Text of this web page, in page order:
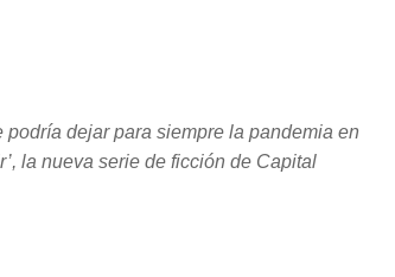
dejar para siempre la pandemia en
la nueva serie de ficción de Capital